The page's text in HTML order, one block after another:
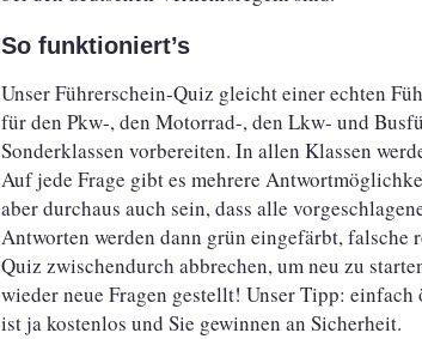
So funktioniert’s
Unser Führerschein-Quiz gleicht einer echten
für den Pkw-, den Motorrad-, den Lkw- und
Sonderklassen vorbereiten. In allen Klassen
Auf jede Frage gibt es mehrere
aber durchaus auch sein, dass alle
Antworten werden dann grün eingefärbt, falsche
Quiz zwischendurch abbrechen, um neu zu
wieder neue Fragen gestellt! Unser Tipp:
ist ja kostenlos und Sie gewinnen an Sicherheit.